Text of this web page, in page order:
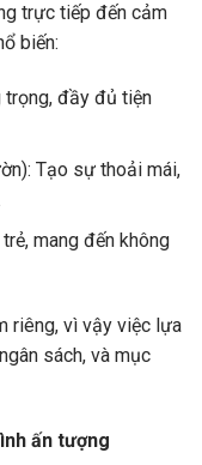
trực tiếp đến cảm
biến:
trọng, đầy đủ tiện
Tạo sự thoải mái,
mang đến không
riêng, vì vậy việc lựa
sách, và mục
ấn tượng